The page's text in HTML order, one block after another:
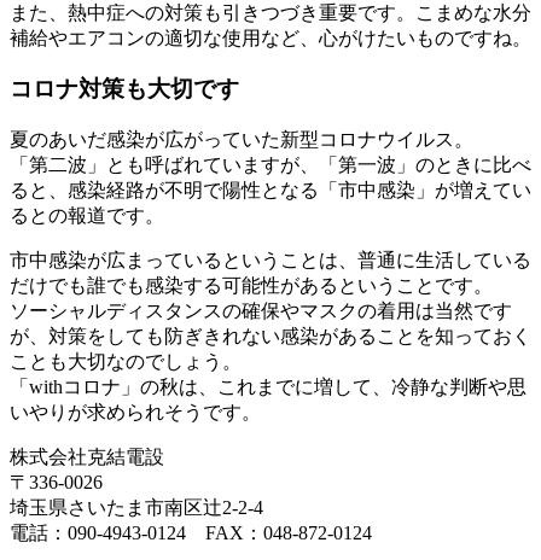
また、熱中症への対策も引きつづき重要です。こまめな水分
補給やエアコンの適切な使用など、心がけたいものですね。
コロナ対策も大切です
夏のあいだ感染が広がっていた新型コロナウイルス。
「第二波」とも呼ばれていますが、「第一波」のときに比べ
ると、感染経路が不明で陽性となる「市中感染」が増えてい
るとの報道です。
市中感染が広まっているということは、普通に生活している
だけでも誰でも感染する可能性があるということです。
ソーシャルディスタンスの確保やマスクの着用は当然です
が、対策をしても防ぎきれない感染があることを知っておく
ことも大切なのでしょう。
「withコロナ」の秋は、これまでに増して、冷静な判断や思
いやりが求められそうです。
株式会社克結電設
〒336-0026
埼玉県さいたま市南区辻2-2-4
電話：090-4943-0124 FAX：048-872-0124